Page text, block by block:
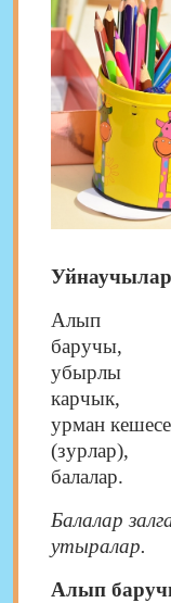
Алып
убырлы
урман кешесе
балалар.
Балалар
утыралар.
Алып